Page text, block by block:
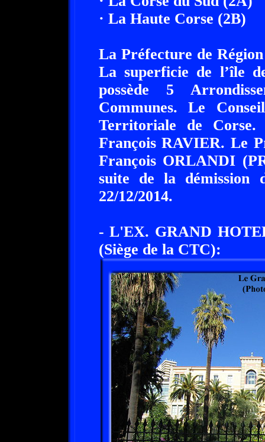
· La Haute Corse (2B)
La Préfecture de
La superficie de l’île
possède 5
Communes. Le
Territoriale de
François RAVIER. Le
François ORLANDI
suite de la démission
22/12/2014.
- L'EX. GRAND
(Siège de la CTC):